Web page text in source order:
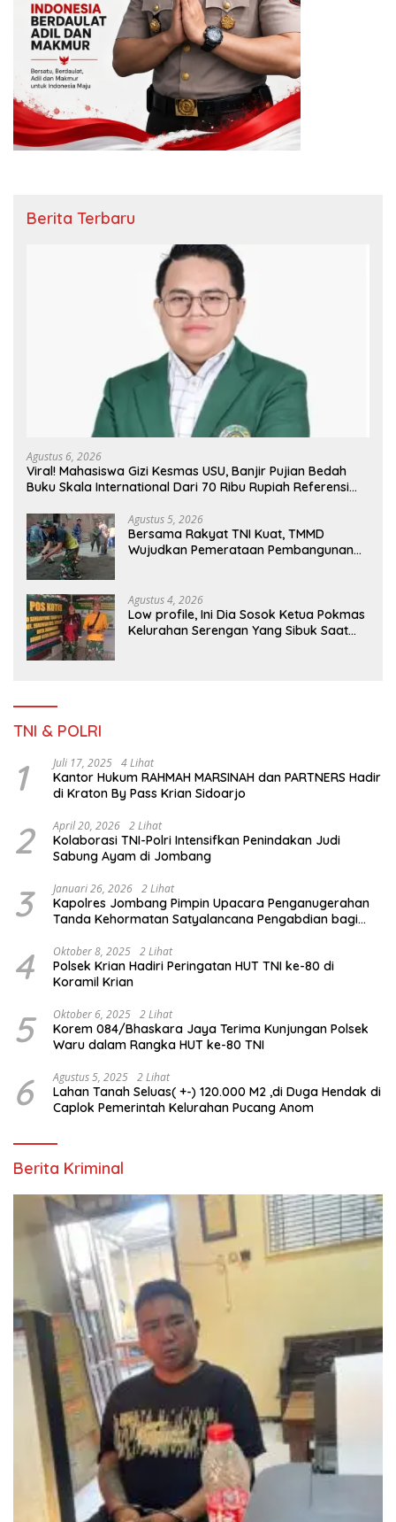
Berita Terbaru
Agustus 6, 2026
Viral! Mahasiswa Gizi Kesmas USU, Banjir Pujian Bedah
Buku Skala International Dari 70 Ribu Rupiah Referensi
Agustus 5, 2026
Bersama Rakyat TNI Kuat, TMMD
Wujudkan Pemerataan Pembangunan
Agustus 4, 2026
Low profile, Ini Dia Sosok Ketua Pokmas
Kelurahan Serengan Yang Sibuk Saat
TNI & POLRI
1 Juli 17, 2025 4 Lihat
Kantor Hukum RAHMAH MARSINAH dan PARTNERS Hadir
di Kraton By Pass Krian Sidoarjo
2 April 20, 2026 2 Lihat
Kolaborasi TNI-Polri Intensifkan Penindakan Judi
Sabung Ayam di Jombang
3 Januari 26, 2026 2 Lihat
Kapolres Jombang Pimpin Upacara Penganugerahan
Tanda Kehormatan Satyalancana Pengabdian bagi
4 Oktober 8, 2025 2 Lihat
Polsek Krian Hadiri Peringatan HUT TNI ke-80 di
Koramil Krian
5 Oktober 6, 2025 2 Lihat
Korem 084/Bhaskara Jaya Terima Kunjungan Polsek
6 Agustus 5, 2025 2 Lihat
Lahan Tanah Seluas( +-) 120.000 M2 ,di Duga Hendak di
Caplok Pemerintah Kelurahan Pucang Anom
Berita Kriminal